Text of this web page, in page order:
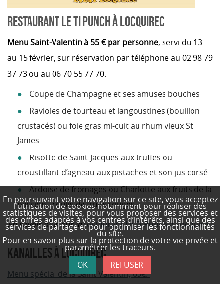
RESTAURANT LE TI PUNCH À LOCQUIREC
Menu Saint-Valentin à 55 € par personne, servi du 13
au 15 février, sur réservation par téléphone au 02 98 79
37 73 ou au 06 70 55 77 70.
Coupe de Champagne et ses amuses bouches
Ravioles de tourteau et langoustines (bouillon
crustacés) ou foie gras mi-cuit au rhum vieux St
James
Risotto de Saint-Jacques aux truffes ou
croustillant d’agneau aux pistaches et son jus corsé
Ardoise de fromages ou Charlotte aux fruits de la
passion, coulis de fruits rouges.
En savoir plus sur lerestaurant Le Ti Punch à Locquirec
KANAILLES À LOCQUIREC
Menu spécial de la Saint Valentin, 65€.
En poursuivant votre navigation sur ce site, vous acceptez
l'utilisation de cookies notamment pour réaliser des
statistiques de visites, pour vous proposer des services et
des offres adaptés à vos centres d’intérêts, ainsi que des
services de partage et pour optimiser les fonctionnalités
du site.
Pour en savoir plus sur la protection de votre vie privée et
paramétrer les traceurs.
OK
REFUSER